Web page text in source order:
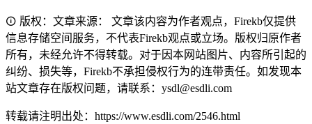
版权：文章来源： 文章该内容为作者观点，Firekb仅提供
信息存储空间服务，不代表Firekb观点或立场。版权归原作者
所有，未经允许不得转载。对于因本网站图片、内容所引起的
纠纷、损失等，Firekb不承担侵权行为的连带责任。如发现本
站文章存在版权问题，请联系：ysdl@esdli.com
转载请注明出处：https://www.esdli.com/2546.html